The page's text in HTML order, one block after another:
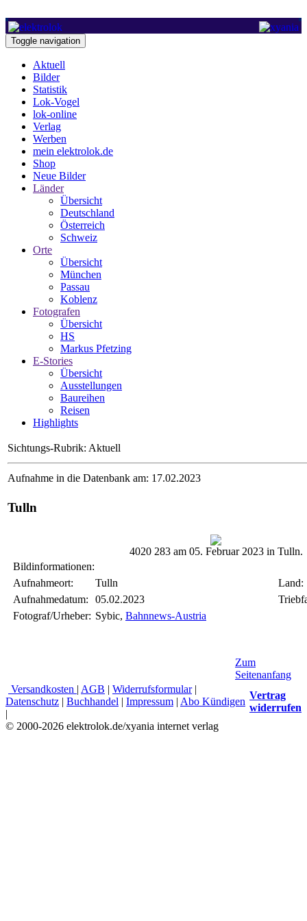
Toggle navigation
Aktuell
Bilder
Statistik
Lok-Vogel
lok-online
Verlag
Werben
mein elektrolok.de
Shop
Neue Bilder
Länder
Übersicht
Deutschland
Österreich
Schweiz
Orte
Übersicht
München
Passau
Koblenz
Fotografen
Übersicht
HS
Markus Pfetzing
E-Stories
Übersicht
Ausstellungen
Baureihen
Reisen
Highlights
Sichtungs-Rubrik: Aktuell
Aufnahme in die Datenbank am: 17.02.2023
Tulln
4020 283 am 05. Februar 2023 in Tulln.
Bildinformationen:
Aufnahmeort:
Tulln
Land:
Aufnahmedatum:
05.02.2023
Fotograf/Urheber: Sybic, Bahnnews-Austria
Zum
Seitenanfang
Versandkosten | AGB | Widerrufsformular|
Datenschutz | Buchhandel | Impressum | Abo Kündigen
|
Vertrag
widerrufen
© 2000-2026 elektrolok.de/xyania internet verlag